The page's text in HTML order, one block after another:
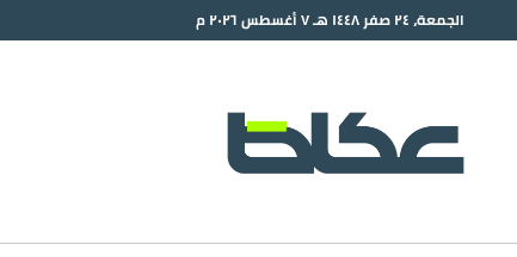
الجمعة، ٢٤ صفر ١٤٤٨ هـ ٧ أغسطس ٢٠٢٦ م